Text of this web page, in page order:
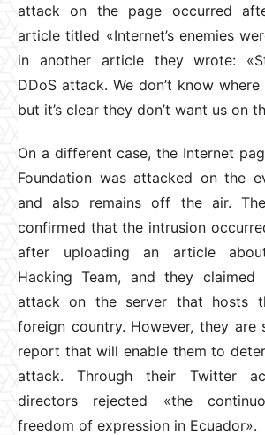
attack on the page occurred
article titled «Internet’s enemies
in another article they wrote:
DDoS attack. We don’t know where
but it’s clear they don’t want us on
On a different case, the Internet
Foundation was attacked on the
and also remains off the air.
confirmed that the intrusion
after uploading an article
Hacking Team, and they
attack on the server that hosts
foreign country. However, they
report that will enable them to
attack. Through their Twitter
directors rejected «the
freedom of expression in Ecuador».